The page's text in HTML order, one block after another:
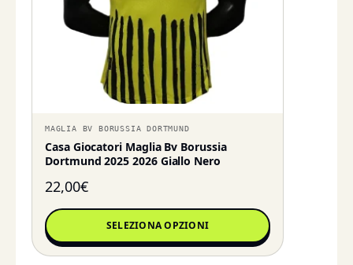
MAGLIA BV BORUSSIA DORTMUND
Casa Giocatori Maglia Bv Borussia
Dortmund 2025 2026 Giallo Nero
22,00€
SELEZIONA OPZIONI